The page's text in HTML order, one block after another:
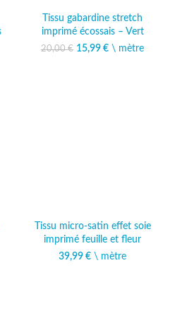
:
Tissu gabardine stretch
imprimé écossais – Vert
20,00€
Le prix initial était :
15,99 €
Le prix
\ mètre
Tissu micro-satin effet soie
imprimé feuille et fleur
39,99 € \ mètre